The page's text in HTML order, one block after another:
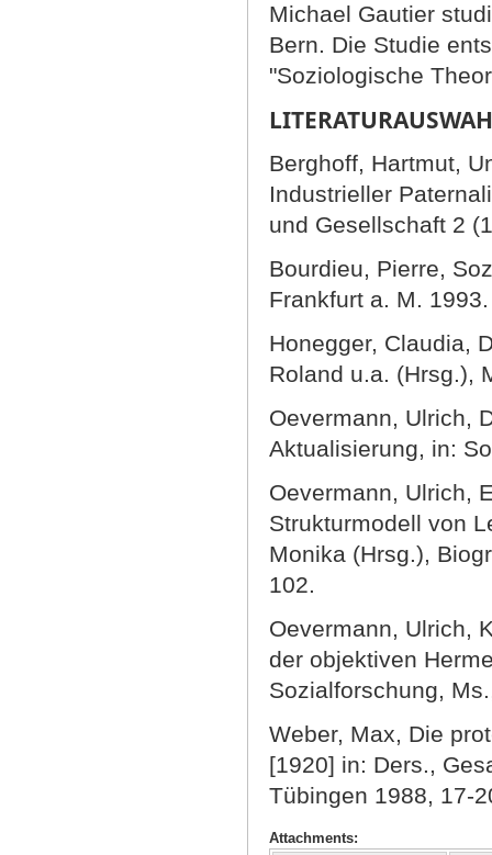
Michael Gautier
Bern. Die Studie
"Soziologische
Berghoff, Hartmut,
Industrieller
und Gesellschaft 2
Bourdieu, Pierre,
Frankfurt a. M. 1993.
Honegger, Claudia,
Roland u.a. (Hrsg.),
Oevermann, Ulrich,
Aktualisierung, in:
Oevermann, Ulrich,
Strukturmodell von
Monika (Hrsg.),
102.
Oevermann, Ulrich,
der objektiven
Sozialforschung,
Weber, Max, Die
[1920] in: Ders.,
Tübingen 1988, 17-
Attachments: